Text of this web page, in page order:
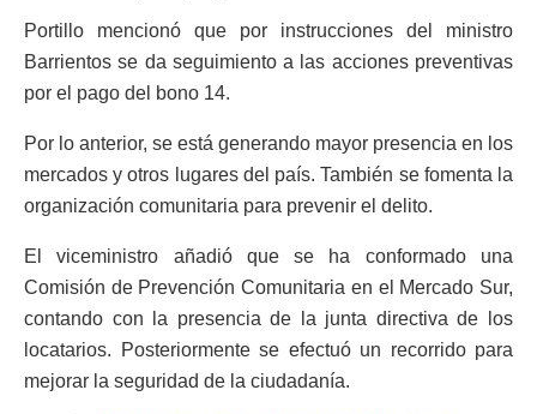
Portillo mencionó que por instrucciones del ministro
Barrientos se da seguimiento a las acciones preventivas
por el pago del bono 14.
Por lo anterior, se está generando mayor presencia en los
mercados y otros lugares del país. También se fomenta la
organización comunitaria para prevenir el delito.
El viceministro añadió que se ha conformado una
Comisión de Prevención Comunitaria en el Mercado Sur,
contando con la presencia de la junta directiva de los
locatarios. Posteriormente se efectuó un recorrido para
mejorar la seguridad de la ciudadanía.